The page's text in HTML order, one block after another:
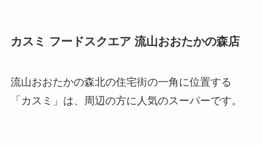
カスミ フードスクエア 流山おおたかの森店
流山おおたかの森北の住宅街の一角に位置する
「カスミ」は、周辺の方に人気のスーパーです。